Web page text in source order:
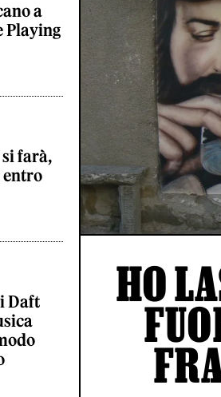
a
Playing
si farà,
entro
Daft
HO